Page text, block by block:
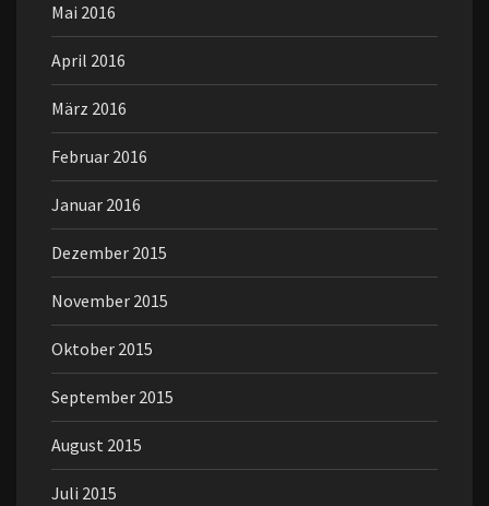
Mai 2016
April 2016
März 2016
Februar 2016
Januar 2016
Dezember 2015
November 2015
Oktober 2015
September 2015
August 2015
Juli 2015